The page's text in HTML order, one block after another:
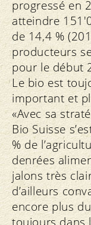
progressé en
atteindre
de 14,4 %
producteurs
pour le début
Le bio est
important et
«Avec sa
Bio Suisse
% de
denrées
jalons très
d’ailleurs
encore plus
toujours dans